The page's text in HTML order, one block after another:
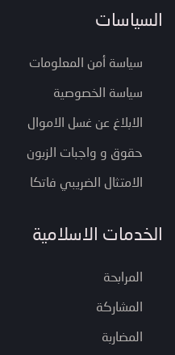
السياسات
سياسة أمن المعلومات
سياسة الخصوصية
الابلاغ عن غسل الاموال
حقوق و واجبات الزبون
الامتثال الضريبي فاتكا
الخدمات الاسلامية
المرابحة
المشاركة
المضاربة